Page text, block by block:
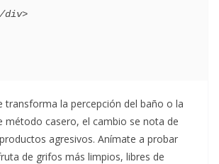
transforma la percepción del baño o la
método casero, el cambio se nota de
agresivos. Anímate a probar
de grifos más limpios, libres de